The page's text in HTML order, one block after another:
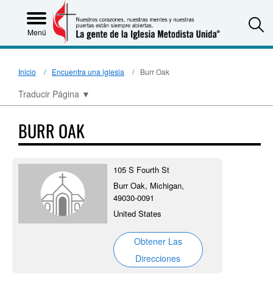
Menú
Inicio Encuentra una iglesia Burr Oak
Traducir Página ▼
BURR OAK
105 S Fourth St
Burr Oak, Michigan,
49030-0091
United States
Obtener Las
Direcciones